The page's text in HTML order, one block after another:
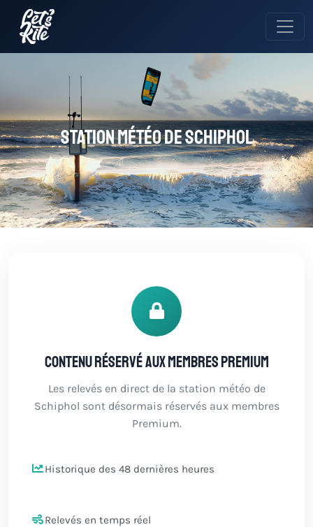
Station météo de Schiphol
Contenu réservé aux membres Premium
Les relevés en direct de la station météo de
Schiphol sont désormais réservés aux membres
Premium.
Historique des 48 dernières heures
Relevés en temps réel